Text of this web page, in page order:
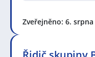
Zveřejněno: 6. srpna